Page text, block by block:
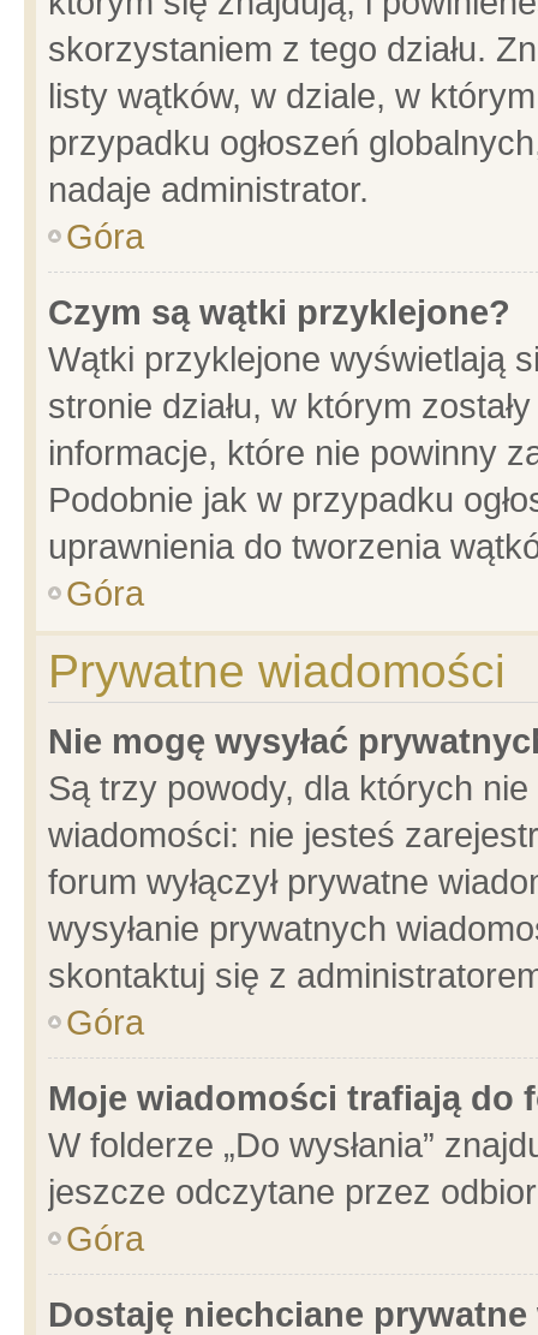
skorzystaniem z tego działu.
listy wątków, w dziale, w
przypadku ogłoszeń
nadaje administrator.
Góra
Czym są wątki przyklejone?
Wątki przyklejone wyświetlają
stronie działu, w którym
informacje, które nie powinny
Podobnie jak w przypadku
uprawnienia do tworzenia
Góra
Prywatne wiadomości
Nie mogę wysyłać
Są trzy powody, dla których
wiadomości: nie jesteś
forum wyłączył prywatne
wysyłanie prywatnych
skontaktuj się z
Góra
Moje wiadomości trafiają do
W folderze „Do wysłania”
jeszcze odczytane przez
Góra
Dostaję niechciane